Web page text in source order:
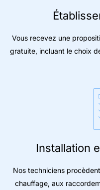
Vous recevez une
gratuite, incluant le choix
Installation
Nos techniciens
chauffage, aux